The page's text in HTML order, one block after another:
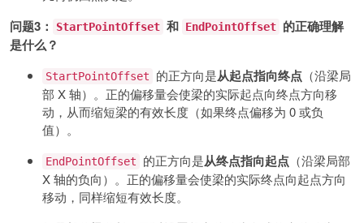
问题3： StartPointOffset 和 EndPointOffset 的正确理解
是什么？
StartPointOffset 的正方向是从起点指向终点 （沿梁局
部 X 轴）。正的偏移量会使梁的实际起点向终点方向移
动，从而缩短梁的有效长度（如果终点偏移为 0 或负
值）。
EndPointOffset 的正方向是从终点指向起点 （沿梁局部
X 轴的负向）。正的偏移量会使梁的实际终点向起点方向
移动，同样缩短有效长度。